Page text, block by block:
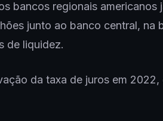
bancos regionais americanos
junto ao banco central, na
de liquidez.
da taxa de juros em 2022,